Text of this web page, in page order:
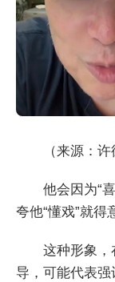
（来源：
他会因为“
夸他“懂戏”就得
这种形象，
导，可能代表